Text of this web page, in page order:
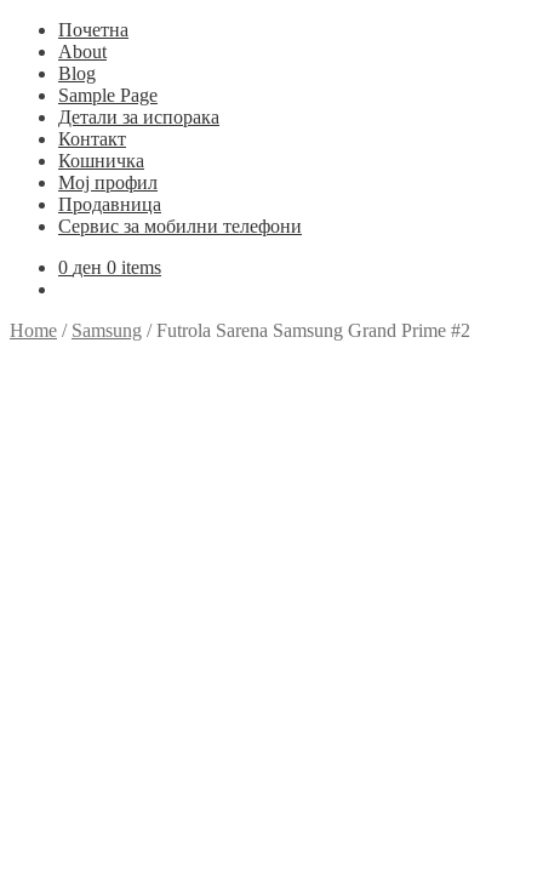
Почетна
About
Blog
Sample Page
Детали за испорака
Контакт
Кошничка
Мој профил
Продавница
Сервис за мобилни телефони
0 ден 0 items
Home / Samsung /Futrola Sarena Samsung Grand Prime #2